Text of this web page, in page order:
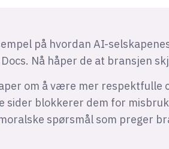
på hvordan AI-
Nå håper de at bransjen
om å være mer respektfulle
sider blokkerer dem for
spørsmål som preger